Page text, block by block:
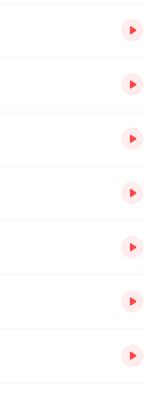
书；对于因此书造成收听